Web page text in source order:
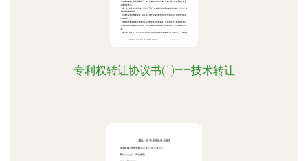
专利权转让协议书(1)——技术转让